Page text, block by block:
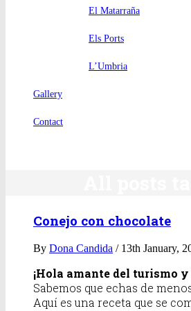
El Matarraña
Els Ports
L’Umbria
Gallery
Contact
Conejo con chocolate
By Dona Candida / 13th January,
¡Hola amante del turismo
Sabemos que echas de
Aquí es una receta que se